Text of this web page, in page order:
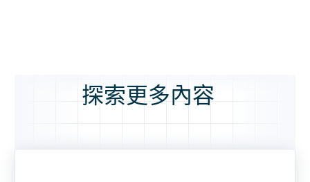
探索更多內容